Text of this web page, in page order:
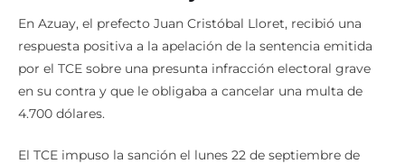
En Azuay, el prefecto Juan Cristóbal Lloret, recibió una
respuesta positiva a la apelación de la sentencia emitida
por el TCE sobre una presunta infracción electoral grave
en su contra y que le obligaba a cancelar una multa de
4.700 dólares.
El TCE impuso la sanción el lunes 22 de septiembre de